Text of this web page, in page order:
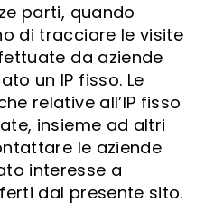
parti, quando
di tracciare le visite
da aziende
un IP fisso. Le
relative all’IP fisso
insieme ad altri
le aziende
interesse a
dal presente sito.